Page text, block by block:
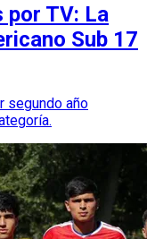
por TV: La
Sub 17
segundo año